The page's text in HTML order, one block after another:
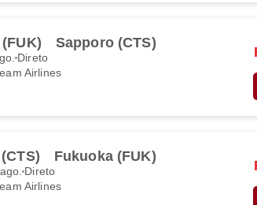
Sapporo (CTS)
Direto
Airlines
Fukuoka (FUK)
Direto
Airlines